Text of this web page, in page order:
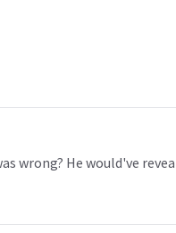
wrong? He would've